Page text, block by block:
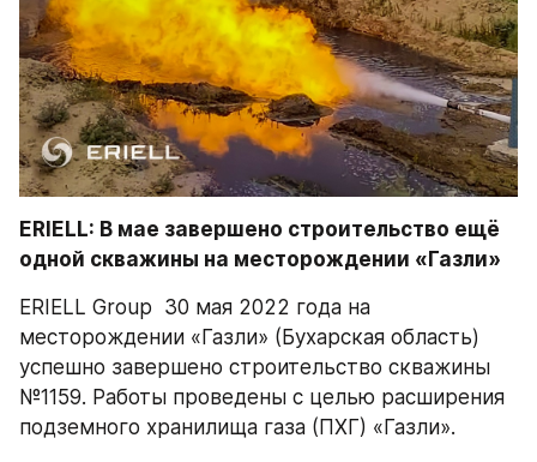
ERIELL: В мае завершено строительство ещё
одной скважины на месторождении «Газли»
ERIELL Group  30 мая 2022 года на
месторождении «Газли» (Бухарская область)
успешно завершено строительство скважины
№1159. Работы проведены с целью расширения
подземного хранилища газа (ПХГ) «Газли».